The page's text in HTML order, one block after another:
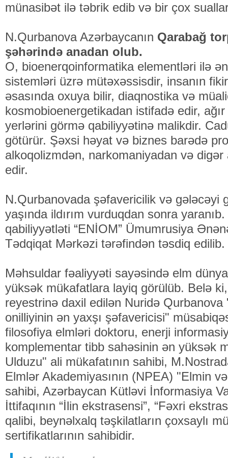
münasibət ilə təbrik edib və bir çox
N.Qurbanova Azərbaycanın Qarabağ
şəhərində anadan olub.
O, bioenerqoinformatika elementləri ilə
sistemləri üzrə mütəxəssisdir, insanın
əsasında oxuya bilir, diaqnostika və
kosmobioenergetikadan istifadə edir,
yerlərini görmə qabiliyyətinə malikdir.
götürür. Şəxsi həyat və biznes barədə
alkoqolizmdən, narkomaniyadan və digər
edir.
N.Qurbanovada şəfavericilik və gələcəyi
yaşında ildırım vurduqdan sonra
qabiliyyətləti “ENİOM” Ümumrusiya
Tədqiqat Mərkəzi tərəfindən təsdiq edilib.
Məhsuldar fəaliyyəti sayəsində elm
yüksək mükafatlara layiq görülüb. Belə
reyestrinə daxil edilən Nuridə
onilliyinin ən yaxşı şəfavericisi"
filosofiya elmləri doktoru, enerji
komplementar tibb sahəsinin ən yüksək
Ulduzu" ali mükafatının sahibi,
Elmlər Akademiyasının (NPEA) "Elmin
sahibi, Azərbaycan Kütləvi İnformasiya
İttifaqının “İlin ekstrasensi”, “Fəxri
qalibi, beynəlxalq təşkilatların çoxsaylı
sertifikatlarının sahibidir.